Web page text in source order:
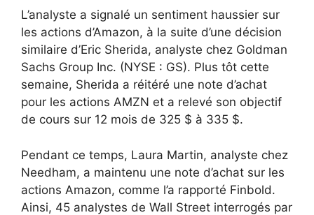
L’analyste a signalé un sentiment haussier sur
les actions d’Amazon, à la suite d’une décision
similaire d’Eric Sherida, analyste chez Goldman
Sachs Group Inc. (NYSE : GS). Plus tôt cette
semaine, Sherida a réitéré une note d’achat
pour les actions AMZN et a relevé son objectif
de cours sur 12 mois de 325 $ à 335 $.
Pendant ce temps, Laura Martin, analyste chez
Needham, a maintenu une note d’achat sur les
actions Amazon, comme l’a rapporté Finbold.
Ainsi, 45 analystes de Wall Street interrogés par